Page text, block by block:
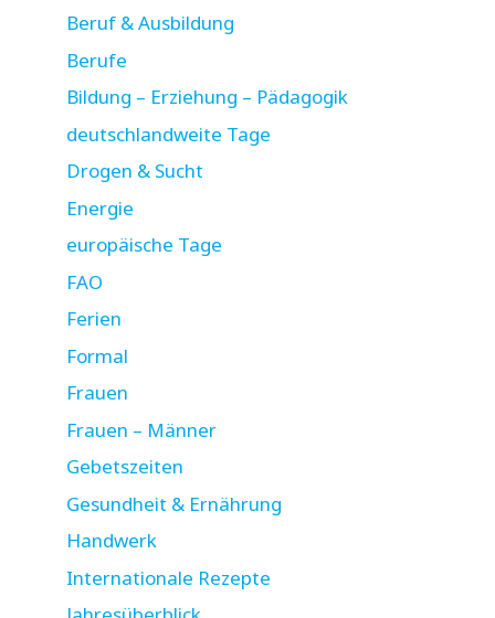
Beruf & Ausbildung
Berufe
Bildung – Erziehung – Pädagogik
deutschlandweite Tage
Drogen & Sucht
Energie
europäische Tage
FAO
Ferien
Formal
Frauen
Frauen – Männer
Gebetszeiten
Gesundheit & Ernährung
Handwerk
Internationale Rezepte